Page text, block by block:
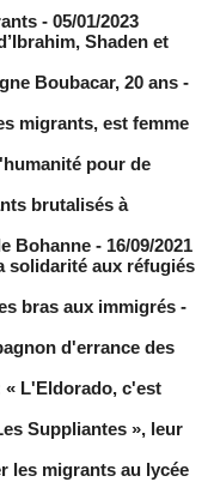
- 05/01/2023
Shaden et
Boubacar, 20 ans -
migrants, est femme
pour de
brutalisés à
Bohanne - 16/09/2021
solidarité aux réfugiés
bras aux immigrés -
d'errance des
« L'Eldorado, c'est
Suppliantes », leur
les migrants au lycée